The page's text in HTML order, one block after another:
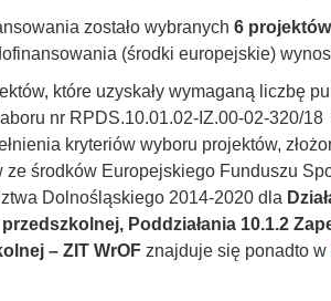
zostało wybranych 6
(środki europejskie)
które uzyskały wymaganą liczbę
nr RPDS.10.01.02-IZ.00-02-320/
kryteriów wyboru projektów,
ze środków Europejskiego Funduszu
Dolnośląskiego 2014-2020 dla
Poddziałania 10.1.2
– ZIT WrOFznajduje się ponadto w